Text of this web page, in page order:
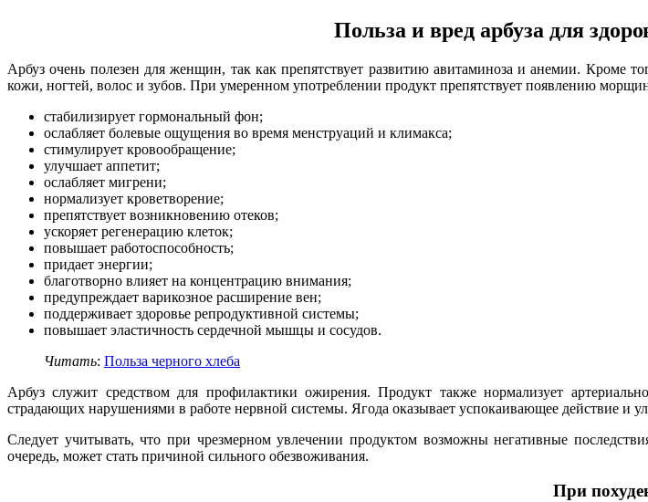
Польза и вред арбуза для
Арбуз очень полезен для женщин, так как препятствует развитию авитаминоза и анемии. Кроме
кожи, ногтей, волос и зубов. При умеренном употреблении продукт препятствует появлению
стабилизирует гормональный фон;
ослабляет болевые ощущения во время менструаций и климакса;
стимулирует кровообращение;
улучшает аппетит;
ослабляет мигрени;
нормализует кроветворение;
препятствует возникновению отеков;
ускоряет регенерацию клеток;
повышает работоспособность;
придает энергии;
благотворно влияет на концентрацию внимания;
предупреждает варикозное расширение вен;
поддерживает здоровье репродуктивной системы;
повышает эластичность сердечной мышцы и сосудов.
Читать: Польза черного хлеба
Арбуз служит средством для профилактики ожирения. Продукт также нормализует
страдающих нарушениями в работе нервной системы. Ягода оказывает успокаивающее действие и
Следует учитывать, что при чрезмерном увлечении продуктом возможны негативные
очередь, может стать причиной сильного обезвоживания.
При